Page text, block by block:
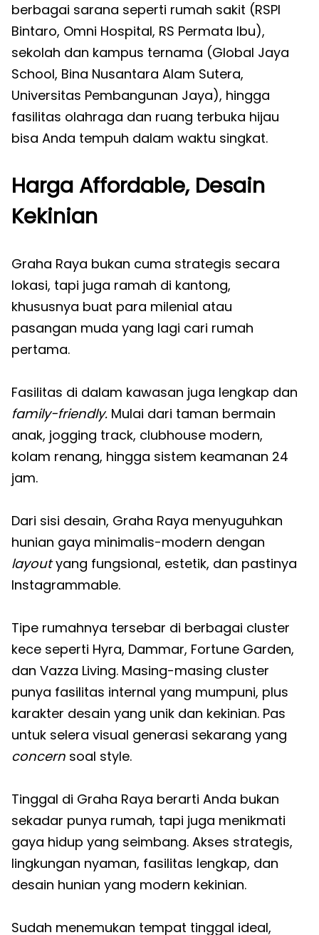
berbagai sarana seperti rumah sakit (RSPI
Bintaro, Omni Hospital, RS Permata Ibu),
sekolah dan kampus ternama (Global Jaya
School, Bina Nusantara Alam Sutera,
Universitas Pembangunan Jaya), hingga
fasilitas olahraga dan ruang terbuka hijau
bisa Anda tempuh dalam waktu singkat.
Harga Affordable, Desain
Kekinian
Graha Raya bukan cuma strategis secara
lokasi, tapi juga ramah di kantong,
khususnya buat para milenial atau
pasangan muda yang lagi cari rumah
pertama.
Fasilitas di dalam kawasan juga lengkap dan
family-friendly. Mulai dari taman bermain
anak, jogging track, clubhouse modern,
kolam renang, hingga sistem keamanan 24
jam.
Dari sisi desain, Graha Raya menyuguhkan
hunian gaya minimalis-modern dengan
layoutyang fungsional, estetik, dan pastinya
Instagrammable.
Tipe rumahnya tersebar di berbagai cluster
kece seperti Hyra, Dammar, Fortune Garden,
dan Vazza Living. Masing-masing cluster
punya fasilitas internal yang mumpuni, plus
karakter desain yang unik dan kekinian. Pas
untuk selera visual generasi sekarang yang
concern soal style.
Tinggal di Graha Raya berarti Anda bukan
sekadar punya rumah, tapi juga menikmati
gaya hidup yang seimbang. Akses strategis,
lingkungan nyaman, fasilitas lengkap, dan
desain hunian yang modern kekinian.
Sudah menemukan tempat tinggal ideal,